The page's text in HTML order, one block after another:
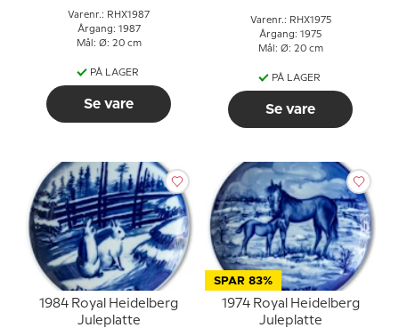
Varenr.: RHX1987
Årgang: 1987
Mål: Ø: 20 cm
PÅ LAGER
Se vare
Varenr.: RHX1975
Årgang: 1975
Mål: Ø: 20 cm
PÅ LAGER
Se vare
1984 Royal Heidelberg
Juleplatte
SPAR 83%
1974 Royal Heidelberg
Juleplatte